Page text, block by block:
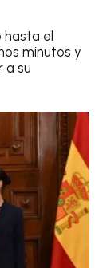
hasta el
minutos y
a su